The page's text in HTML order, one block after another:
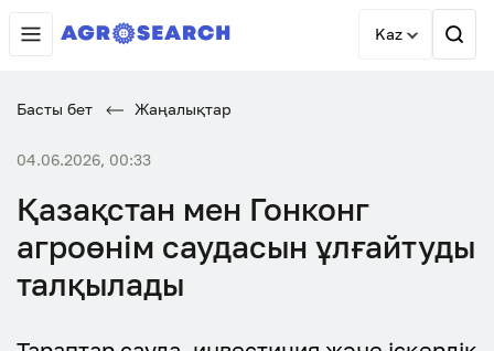
Kaz
Басты бет Жаңалықтар
04.06.2026, 00:33
Қазақстан мен Гонконг
агроөнім саудасын ұлғайтуды
талқылады